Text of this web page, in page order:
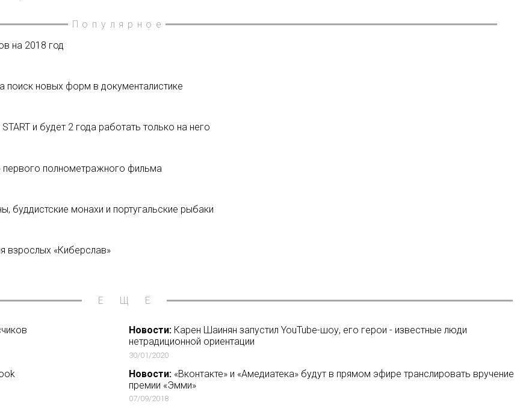
Популярное
на 2018 год
поиск новых форм в документалистике
и будет 2 года работать только на него
полнометражного фильма
буддистские монахи и португальские рыбаки
взрослых «Киберслав»
ЕЩЁ
Новости:Карен Шаинян запустил YouTube-шоу, его герои - известные люди
нетрадиционной ориентации
30/01/2020
Новости:«Вконтакте» и «Амедиатека» будут в прямом эфире транслировать вручение
премии «Эмми»
07/09/2018